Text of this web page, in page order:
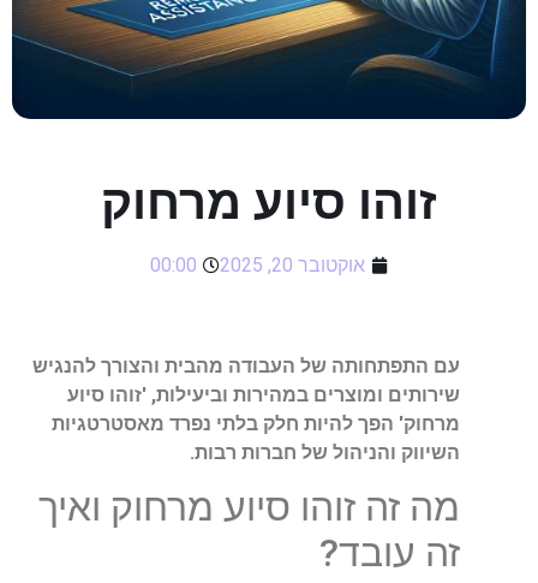
זוהו סיוע מרחוק
אוקטובר 20, 2025 00:00
עם התפתחותה של העבודה מהבית והצורך להנגיש
שירותים ומוצרים במהירות וביעילות, 'זוהו סיוע
מרחוק' הפך להיות חלק בלתי נפרד מאסטרטגיות
השיווק והניהול של חברות רבות.
מה זה זוהו סיוע מרחוק ואיך
זה עובד?